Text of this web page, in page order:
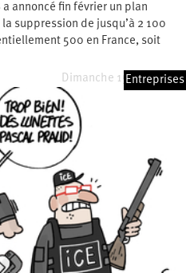
a annoncé fin février un plan
suppression de jusqu’à 2 100
500 en France, soit
Dimanche 15 mars 2026
Entreprises